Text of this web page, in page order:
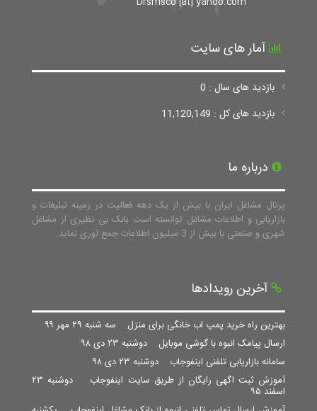
آمار های سایت
بازدید های سال : 0
بازدید های کل : 11,120,149
درباره ما
پرتال مشاغل ایران با بیش از یک دهه فعالیت در زمینه تبلیغات و
بازاریابی و اطلاعات مشاغل توانسته است بانک بی نظیری از مشاغل
شهری و صنعتی با بیش از 3 میلیون اطلاعات جمع آوری نماید.
آخرین رویدادها
بهترین راه خرید پمپ اب خانگی برای منزل سه شنبه ۲۹ مهر ۹۹
ارسال پیامک انبوه با گوشی موبایل دوشنبه ۲۳ دی ۹۸
سامانه بازاریابی تلفنی اینفوجاب دوشنبه ۲۳ دی ۹۸
آموزش ثبت اگهی رایگان از طریق سایت اینفوجاب
دوشنبه ۲۳
اسفند ۹۵